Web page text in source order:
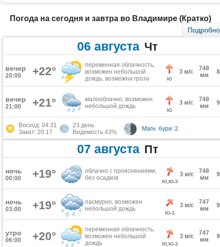
Погода на сегодня и завтра во Владимире (Кратко)
Подробно
06 августа Чт
вечер
20:00 +22°
переменная облачность,
возможен небольшой
дождь, возможна гроза
Ю
3 м/с
748
мм
вечер
21:00 +21°
малооблачно, возможен
небольшой дождь
Ю
3 м/с
748
мм
Восход: 04:31
Закат: 20:17
23 день
Видимость 43%
Магн. бури: 2
07 августа Пт
ночь
00:00 +19°
облачно с прояснениями,
без осадков
Ю,Ю-З
3 м/с
748
мм
ночь
03:00 +19°
пасмурно, возможен
небольшой дождь
Ю-З
3 м/с
747
мм
утро
06:00 +20°
переменная облачность,
возможен небольшой
дождь
Ю,Ю-З
3 м/с
747
мм